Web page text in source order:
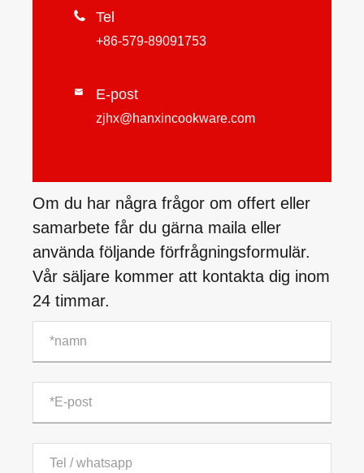
 Tel
+86-579-89091753
 E-post
zjhx@hanxincookware.com
Om du har några frågor om offert eller
samarbete får du gärna maila eller
använda följande förfrågningsformulär.
Vår säljare kommer att kontakta dig inom
24 timmar.